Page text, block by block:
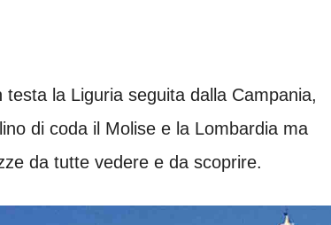
la Liguria seguita dalla Campania,
di coda il Molise e la Lombardia ma
da tutte vedere e da scoprire.